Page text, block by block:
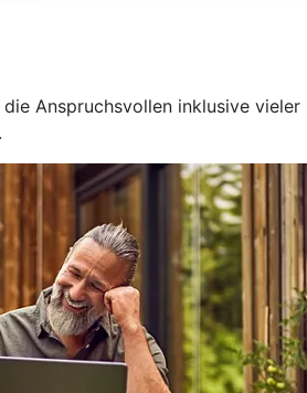
Anspruchsvollen inklusive vieler